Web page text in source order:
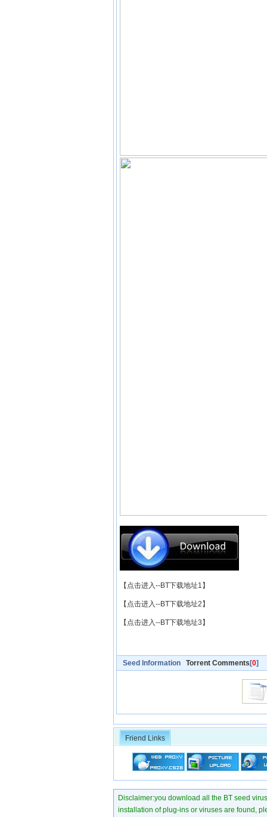
【点击进入--BT下载地址1】
【点击进入--BT下载地址2】
【点击进入--BT下载地址3】
Seed Information Torrent Comments [0]
Friend Links
Disclaimer:you download all the BT seed
installation of plug-ins or viruses are found,